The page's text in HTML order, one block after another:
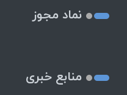
نماد مجوز
منابع خبری